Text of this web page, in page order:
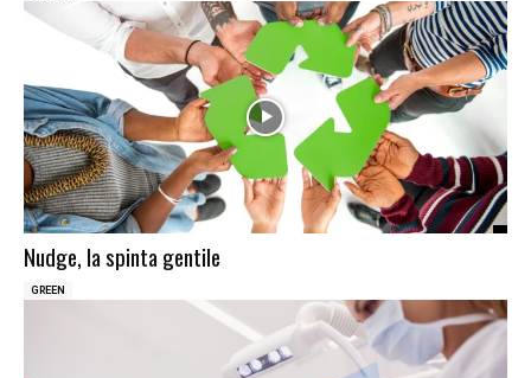
Nudge, la spinta gentile
GREEN